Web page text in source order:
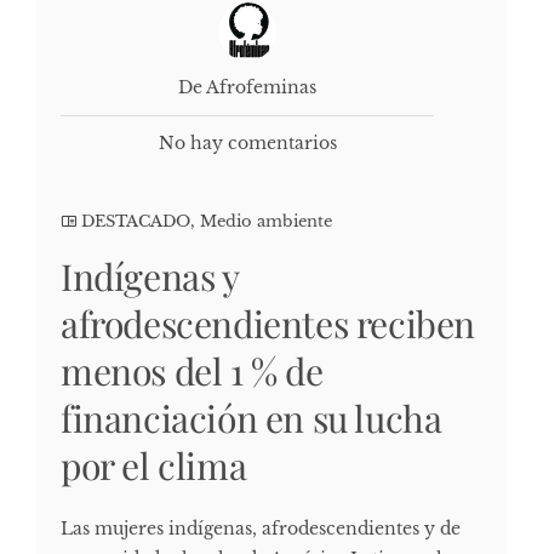
De Afrofeminas
No hay comentarios
DESTACADO, Medio ambiente
Indígenas y
afrodescendientes reciben
menos del 1 % de
financiación en su lucha
por el clima
Las mujeres indígenas, afrodescendientes y de